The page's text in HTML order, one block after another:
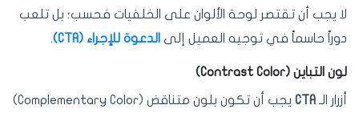
لا يجب أن تقتصر لوحة الألوان على الخلفيات فحسب؛ بل تلعب
دوراً حاسماً في توجيه العميل إلى الدعوة للإجراء (CTA) .
لون التباين (Contrast Color)
أزرار الـ CTA
يجب أن تكون بلون متناقض (Complementary Color)